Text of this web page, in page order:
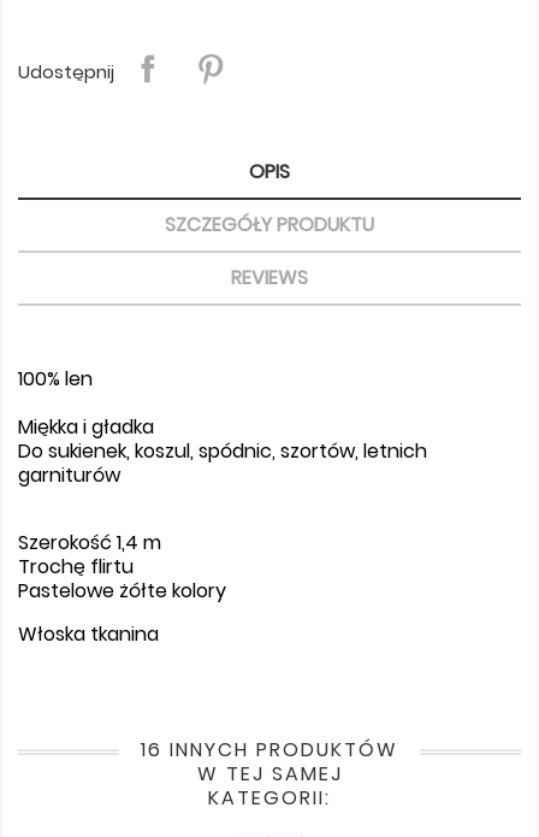
Udostępnij
OPIS
SZCZEGÓŁY PRODUKTU
REVIEWS
100% len
Miękka i gładka
Do sukienek, koszul, spódnic, szortów, letnich
garniturów
Szerokość 1,4 m
Trochę flirtu
Pastelowe żółte kolory
Włoska tkanina
16 INNYCH PRODUKTÓW
W TEJ SAMEJ
KATEGORII: